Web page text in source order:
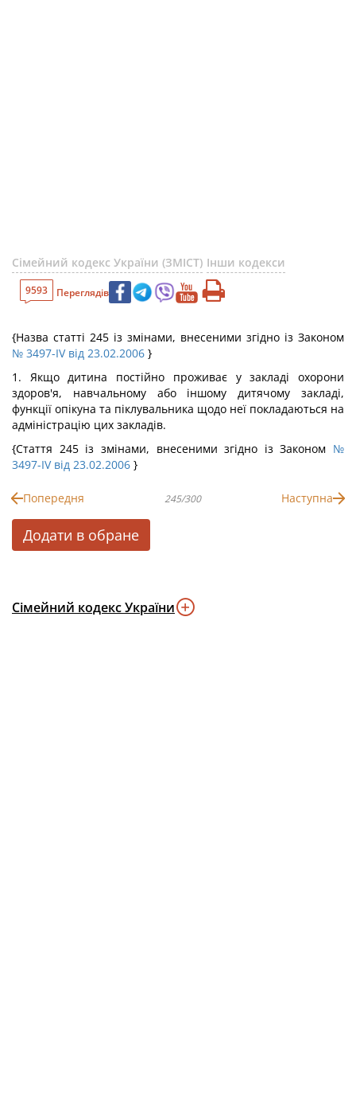
Сімейний кодекс України (ЗМІСТ) Інши кодекси
9593 Переглядів
{Назва статті 245 із змінами, внесеними згідно із Законом
№ 3497-IV від 23.02.2006 }
1. Якщо дитина постійно проживає у закладі охорони
здоров'я, навчальному або іншому дитячому закладі,
функції опікуна та піклувальника щодо неї покладаються на
адміністрацію цих закладів.
{Стаття 245 із змінами, внесеними згідно із Законом №
3497-IV від 23.02.2006 }
Попередня 245/300 Наступна
Додати в обране
Сімейний кодекс України